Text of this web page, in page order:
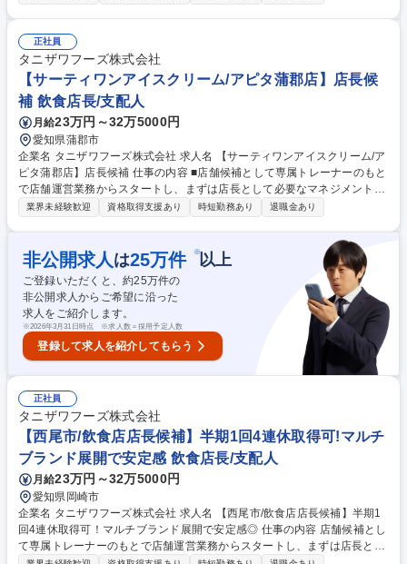
舗拡大が進んでおり増員採用となります。★ 【教育研修】未経験の方でも
安心して働き始められるようブランドごとにマニュアルやタブレット端末
を使用した動画を併用したトレーニングが受けれます。 募集職種 【吉野
家/西尾店】店長候補
正社員
タニザワフーズ株式会社
【サーティワンアイスクリーム/アピタ蒲郡店】店長候
補 飲食店長/支配人
月給23万円～32万5000円
愛知県蒲郡市
企業名 タニザワフーズ株式会社 求人名 【サーティワンアイスクリーム/ア
ピタ蒲郡店】店長候補 仕事の内容 ■店舗候補として専属トレーナーのもと
で店舗運営業務からスタートし、まずは店長として必要なマネジメントを
学び、キャリアを目指して頂きます。入社2年を目途に店長登用されるよ
マネジャー・エリアマネージャー・店舗開発業務などのキャリアパスが用
意されています。 ★順調に店舗拡大が進んでおり増員採用となります。★
【教育研修】未経験の方でも安心して働き始められるようブランドごとに
マニュアルやタブレット端末を使用した動画を併用したトレーニングが受
けれます。 募集職種 【サーティワンアイスクリーム/アピタ蒲郡店】店長
候補
業界未経験歓迎 資格取得支援あり 時短勤務あり 退職金あり
非公開求人 は25万件 ※以上
ご登録いただくと、約25万件の
非公開求人からご希望に沿った
求人をご紹介します。
※2026年3月31日時点 ※求人数＝採用予定人数
登録して求人を紹介してもらう
正社員
タニザワフーズ株式会社
【西尾市/飲食店店長候補】半期1回4連休取得可!マルチ
ブランド展開で安定感 飲食店長/支配人
月給23万円～32万5000円
愛知県岡崎市
企業名 タニザワフーズ株式会社 求人名 【西尾市/飲食店店長候補】半期1
回4連休取得可！マルチブランド展開で安定感◎ 仕事の内容 店舗候補とし
て専属トレーナーのもとで店舗運営業務からスタートし、まずは店長とし